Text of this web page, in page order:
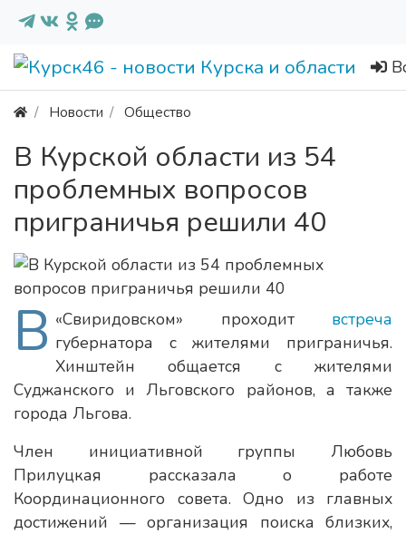
Новости Общество
В Курской области из 54
проблемных вопросов
приграничья решили 40
В «Свиридовском» проходит встреча
губернатора с жителями приграничья.
Хинштейн общается с жителями
Суджанского и Льговского районов, а также
города Льгова.
Член инициативной группы Любовь
Прилуцкая рассказала о работе
Координационного совета. Одно из главных
достижений — организация поиска близких,